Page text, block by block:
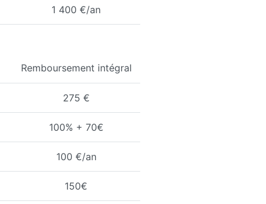
1 400 €/an
Remboursement intégral
275 €
100% + 70€
100 €/an
150€